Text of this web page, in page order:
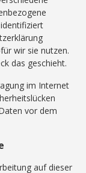
wir sie nutzen.
das geschieht.
im Internet
vor dem
auf dieser